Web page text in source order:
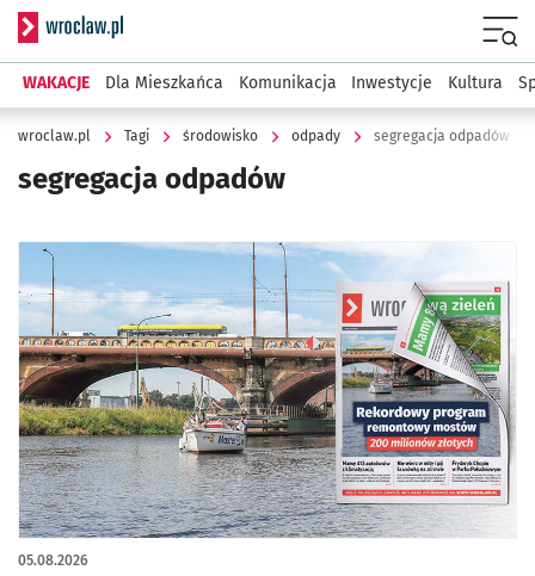
Serwis informacyjny wroclaw.pl
WAKACJE Dla Mieszkańca Komunikacja Inwestycje Kultura
wroclaw.pl Tagi środowisko odpady segregacja odpadów
segregacja odpadów
05.08.2026